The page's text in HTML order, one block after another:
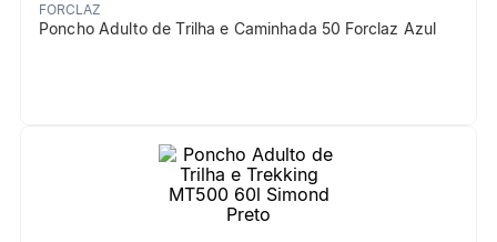
FORCLAZ
Poncho Adulto de Trilha e Caminhada 50 Forclaz Azul